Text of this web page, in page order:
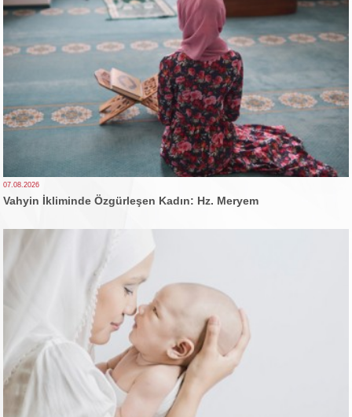
07.08.2026
Vahyin İkliminde Özgürleşen Kadın: Hz. Meryem